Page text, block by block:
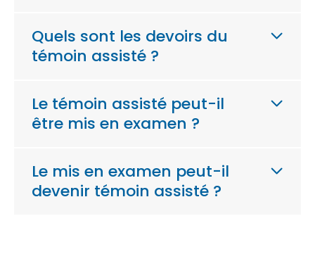
Quels sont les devoirs du
témoin assisté ?
Le témoin assisté peut-il
être mis en examen ?
Le mis en examen peut-il
devenir témoin assisté ?